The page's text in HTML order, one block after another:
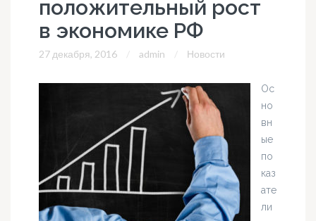
положительный рост
в экономике РФ
27 декабря, 2016 admin Новости
Ос
но
вн
ые
по
каз
ате
ли